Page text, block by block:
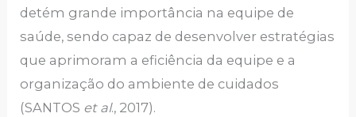
detém grande importância na equipe de
saúde, sendo capaz de desenvolver estratégias
que aprimoram a eficiência da equipe e a
organização do ambiente de cuidados
(SANTOS et al., 2017).